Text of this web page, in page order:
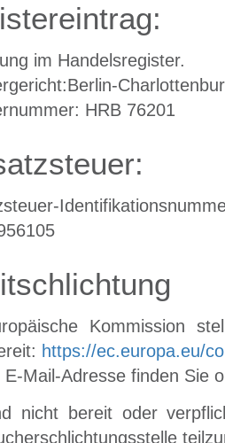
im Handelsregister.
HRB 76201
Kommission
https://ec.europa.eu/
E-Mail-Adresse finden Sie
nicht bereit oder